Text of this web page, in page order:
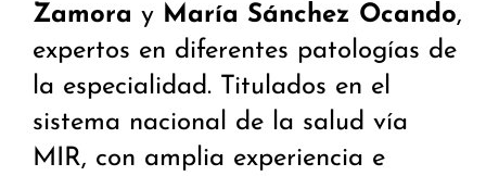
Zamora y María Sánchez Ocando,
expertos en diferentes patologías de
la especialidad. Titulados en el
sistema nacional de la salud vía
MIR, con amplia experiencia e